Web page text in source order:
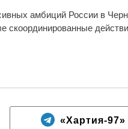
амбиций России в
скоординированные
«Хартия-97»